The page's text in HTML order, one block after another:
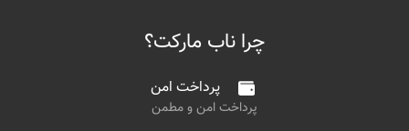
چرا ناب مارکت؟
پرداخت امن
پرداخت امن و مطمن